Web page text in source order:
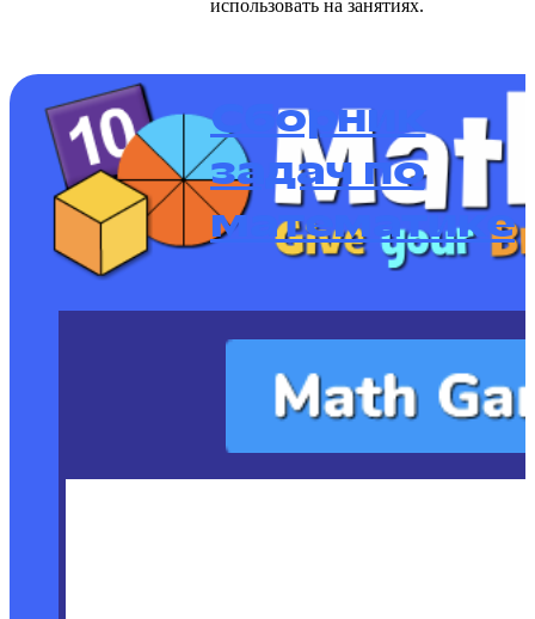
использовать на занятиях.
Сборник
задач по
математике